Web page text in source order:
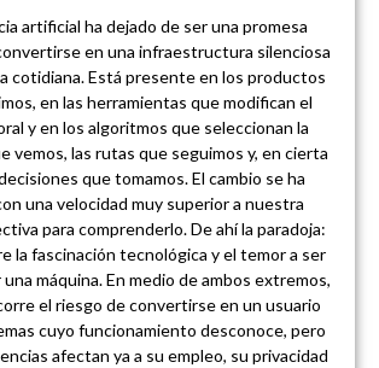
artificial ha dejado de ser una promesa
en una infraestructura silenciosa
cotidiana. Está presente en los productos
en las herramientas que modifican el
y en los algoritmos que seleccionan la
vemos, las rutas que seguimos y, en cierta
que tomamos. El cambio se ha
una velocidad muy superior a nuestra
para comprenderlo. De ahí la paradoja:
la fascinación tecnológica y el temor a ser
máquina. En medio de ambos extremos,
el riesgo de convertirse en un usuario
cuyo funcionamiento desconoce, pero
afectan ya a su empleo, su privacidad